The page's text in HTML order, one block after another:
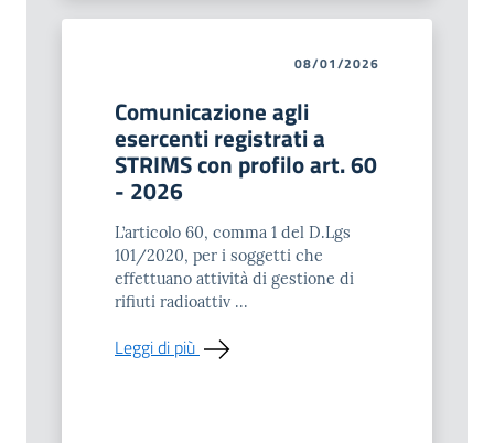
08/01/2026
Comunicazione agli
esercenti registrati a
STRIMS con profilo art. 60
- 2026
L’articolo 60, comma 1 del D.Lgs
101/2020, per i soggetti che
effettuano attività di gestione di
rifiuti radioattiv ...
Leggi di più